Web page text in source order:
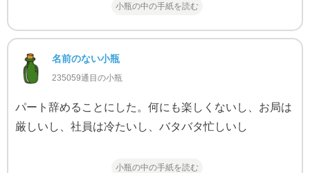
小瓶の中の手紙を読む
名前のない小瓶
235059通目の小瓶
パート辞めることにした。何にも楽しくないし、お局は
厳しいし、社員は冷たいし、バタバタ忙しいし
小瓶の中の手紙を読む